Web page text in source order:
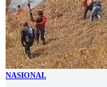
NASIONAL